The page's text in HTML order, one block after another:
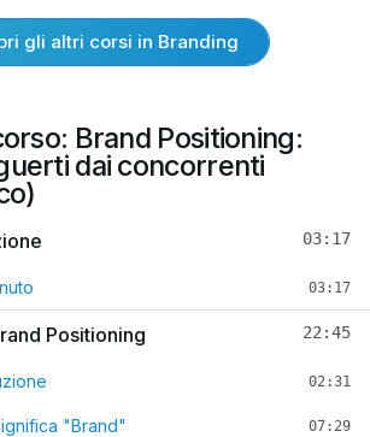
gli altri corsi in Branding
Brand Positioning:
dai concorrenti
03:17
03:17
Positioning 22:45
02:31
"Brand" 07:29